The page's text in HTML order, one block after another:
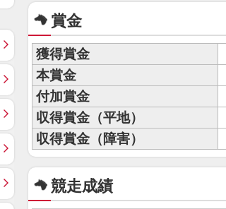
賞金
獲得賞金
本賞金
付加賞金
収得賞金（平地）
収得賞金（障害）
競走成績